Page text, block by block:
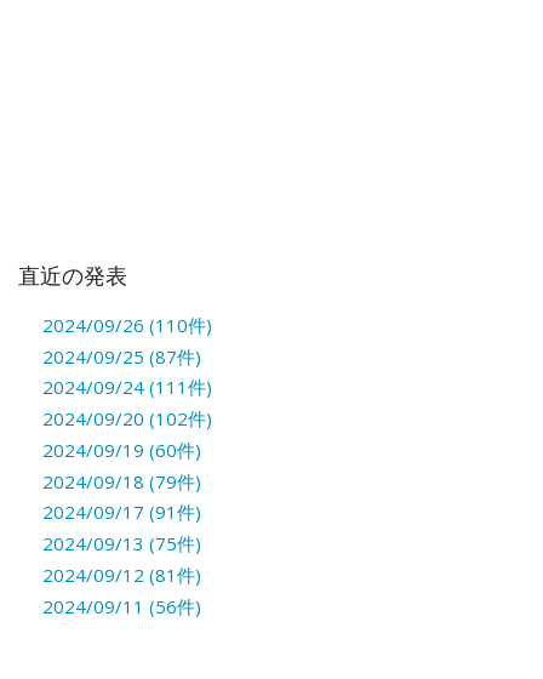
直近の発表
2024/09/26 (110件)
2024/09/25 (87件)
2024/09/24 (111件)
2024/09/20 (102件)
2024/09/19 (60件)
2024/09/18 (79件)
2024/09/17 (91件)
2024/09/13 (75件)
2024/09/12 (81件)
2024/09/11 (56件)